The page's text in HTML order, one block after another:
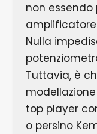
non
Nulla
Tuttavia, è
top player
o persino